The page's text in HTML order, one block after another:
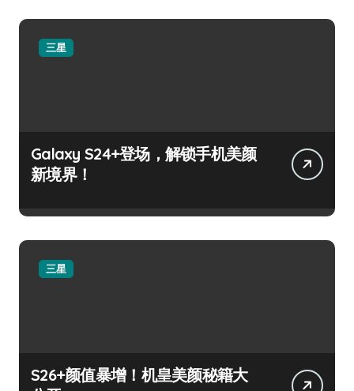
三星
Galaxy S24+登场，解锁手机美颜
新境界！
三星
S26+颜值暴增！机皇美颜秘籍大